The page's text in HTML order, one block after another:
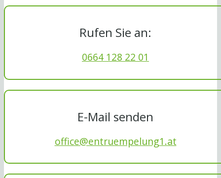
Rufen Sie an:
0664 128 22 01
E-Mail senden
office@entruempelung1.at